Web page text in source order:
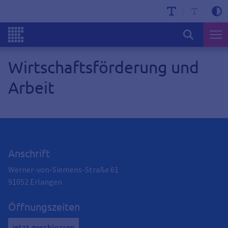
Wirtschaftsförderung und
Arbeit
Anschrift
Werner-von-Siemens-Straße 61
91052 Erlangen
Öffnungszeiten